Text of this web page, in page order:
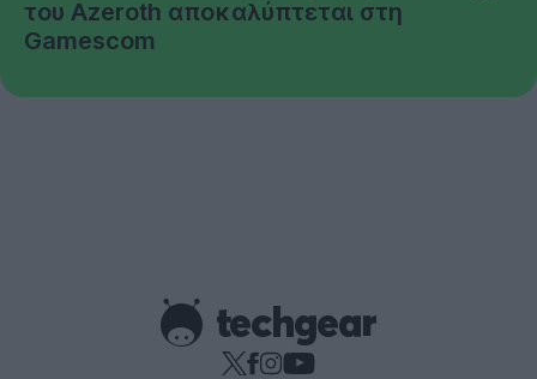
του Azeroth αποκαλύπτεται στη
Gamescom